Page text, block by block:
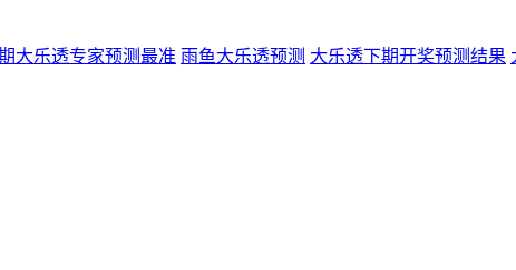
大乐透专家预测最准 雨鱼大乐透预测 大乐透下期开奖预测结果